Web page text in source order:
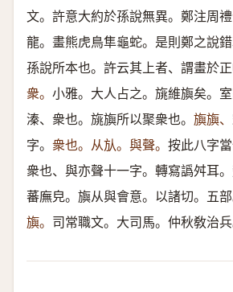
文。許意大約於孫說無異。鄭注周
龍。畫熊虎鳥隼龜蛇。是則鄭之說錯
孫說所本也。許云其上者、謂畫於正
衆。 小雅。大人占之。旐維旟矣。
溱、衆也。旐旟所以聚衆也。 旟旟、
字。 衆也。从㫃。與聲。 按此八字
衆也、與亦聲十一字。轉寫譌舛耳。
蕃廡皃。旟从與會意。以諸切。五部
旟。 司常職文。大司馬。仲秋敎治兵